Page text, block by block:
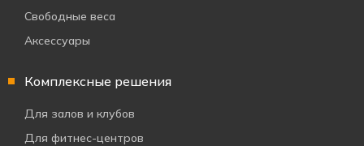
Свободные веса
Аксессуары
Комплексные решения
Для залов и клубов
Для фитнес-центров